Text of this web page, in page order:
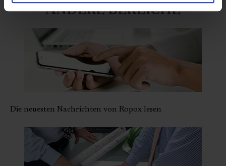
de har indsamlet fra din brug af deres tjenester.
ANDERE BEREICHE
Die neuesten Nachrichten von Ropox lesen